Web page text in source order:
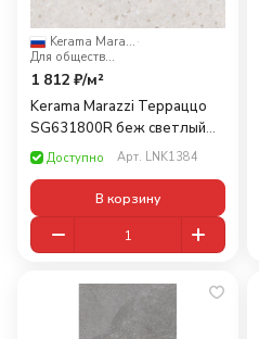
Kerama Marazzi ·
Для общественных помещений
1 812 ₽/м²
Kerama Marazzi Терраццо
SG631800R беж светлый
60x60Доступно Арт. LNK1384
В корзину